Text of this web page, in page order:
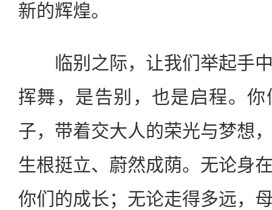
新的辉煌。
临别之际，让我们举起手中
挥舞，是告别，也是启程。
子，带着交大人的荣光与梦想
生根挺立、蔚然成荫。无论身
你们的成长；无论走得多远，